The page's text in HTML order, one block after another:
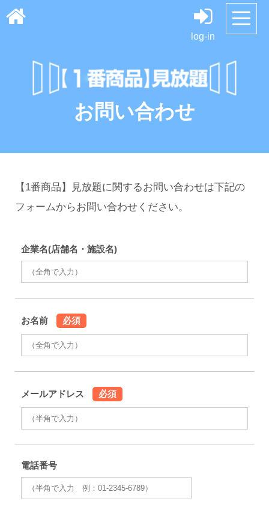
log-in
お問い合わせ
【1番商品】見放題に関するお問い合わせは下記の
フォームからお問い合わせください。
企業名(店舗名・施設名)
お名前 必須
メールアドレス 必須
電話番号